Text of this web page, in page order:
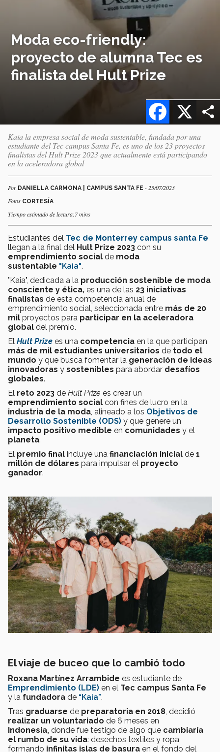
Moda eco-friendly:
proyecto de alumna Tec es
finalista del Hult Prize
X
Facebook
Kaia la empresa social de moda sustentable, fundada por una
estudiante del Tec campus Santa Fe, es uno de los 23 proyectos
finalistas del Hult Prize 2023 que actualmente está participando
en la aceleradora global
Por DANIELLA CARMONA | CAMPUS SANTA FE - 25/07/2023
Fotos CORTESÍA
Tiempo estimado de lectura:7 mins
Estudiantes del Tec de Monterrey campus santa Fe
llegan a la final del Hult Prize 2023 con su
emprendimiento social de moda
sustentable "Kaia".
"Kaia", dedicada a la producción sostenible de moda
consciente y ética, es una de las 23 iniciativas
finalistas de esta competencia anual de
emprendimiento social, seleccionada entre más de 20
mil proyectos para participar en la aceleradora
global del premio.
El Hult Prize es una competencia en la que participan
más de mil estudiantes universitarios de todo el
mundo y que busca fomentar la generación de ideas
innovadoras y sostenibles para abordar desafíos
globales.
El reto 2023 de Hult Prize es crear un
emprendimiento social con fines de lucro en la
industria de la moda , alineado a los Objetivos de
Desarrollo Sostenible (ODS) y que genere un
impacto positivo medible en comunidades y el
planeta.
El premio final incluye una financiación inicial de 1
millón de dólares para impulsar el proyecto
ganador.
El viaje de buceo que lo cambió todo
Roxana Martínez Arrambide es estudiante de
Emprendimiento (LDE) en el Tec campus Santa Fe
y la fundadora de “Kaia”.
Tras graduarse de preparatoria en 2018, decidió
realizar un voluntariado de 6 meses en
Indonesia, donde fue testigo de algo que cambiaría
el rumbo de su vida: desechos textiles y ropa
formando infinitas islas de basura en el fondo del